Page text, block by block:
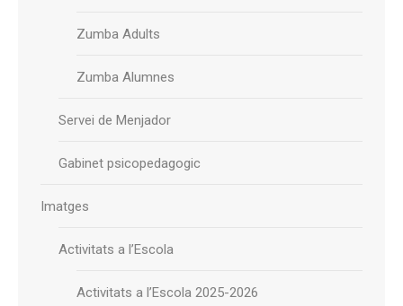
Zumba Adults
Zumba Alumnes
Servei de Menjador
Gabinet psicopedagogic
Imatges
Activitats a l’Escola
Activitats a l’Escola 2025-2026